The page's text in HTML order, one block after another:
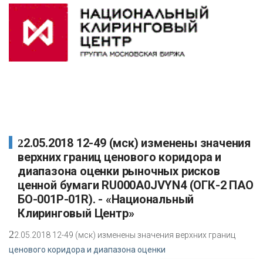
22.05.2018 12-49 (мск) изменены значения
верхних границ ценового коридора и
диапазона оценки рыночных рисков
ценной бумаги RU000A0JVYN4 (ОГК-2 ПАО
БО-001P-01R). - «Национальный
Клиринговый Центр»
22.05.2018 12-49 (мск) изменены значения верхних границ
ценового коридора и диапазона оценки